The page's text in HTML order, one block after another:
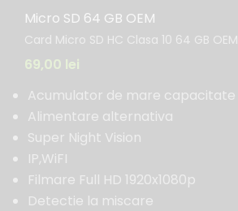
Micro SD 64 GB OEM
Card Micro SD HC Clasa 10 64 GB OEM
69,00 lei
Acumulator de mare capacitate
Alimentare alternativa
Super Night Vision
IP,WiFI
Filmare Full HD 1920x1080p
Detectie la miscare